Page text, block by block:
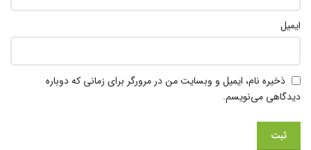
ایمیل
ذخیره نام، ایمیل و وبسایت من در مرورگر برای زمانی که دوباره
دیدگاهی می‌نویسم.